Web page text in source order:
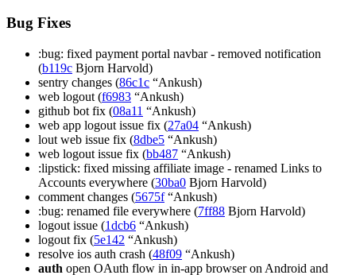
Bug Fixes
:bug: fixed payment portal navbar - removed notification
(b119c Bjorn Harvold)
sentry changes (86c1c “Ankush)
web logout (f6983 “Ankush)
github bot fix (08a11 “Ankush)
web app logout issue fix (27a04 “Ankush)
lout web issue fix (8dbe5 “Ankush)
web logout issue fix (bb487 “Ankush)
:lipstick: fixed missing affiliate image - renamed Links to
Accounts everywhere (30ba0 Bjorn Harvold)
comment changes (5675f“Ankush)
:bug: renamed file everywhere (7ff88 Bjorn Harvold)
logout issue (1dcb6 “Ankush)
logout fix (5e142 “Ankush)
resolve ios auth crash (48f09 “Ankush)
auth open OAuth flow in in-app browser on Android and